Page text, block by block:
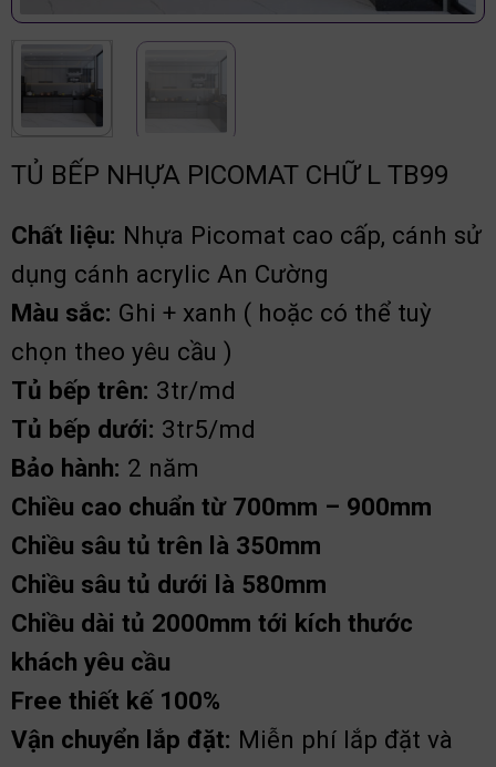
TỦ BẾP NHỰA PICOMAT CHỮ L TB99
Chất liệu: Nhựa Picomat cao cấp, cánh sử
dụng cánh acrylic An Cường
Màu sắc: Ghi + xanh ( hoặc có thể tuỳ
chọn theo yêu cầu )
Tủ bếp trên: 3tr/md
Tủ bếp dưới: 3tr5/md
Bảo hành: 2 năm
Chiều cao chuẩn từ 700mm – 900mm
Chiều sâu tủ trên là 350mm
Chiều sâu tủ dưới là 580mm
Chiều dài tủ 2000mm tới kích thước
khách yêu cầu
Free thiết kế 100%
Vận chuyển lắp đặt: Miễn phí lắp đặt và